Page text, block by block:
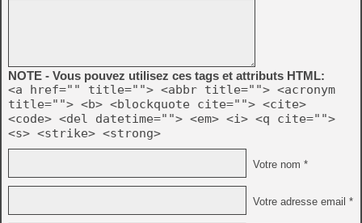
NOTE - Vous pouvez utilisez ces tags et attributs HTML:
<a href="" title=""> <abbr title=""> <acronym
title=""> <b> <blockquote cite=""> <cite>
<code> <del datetime=""> <em> <i> <q cite="">
<s> <strike> <strong>
Votre nom *
Votre adresse email *